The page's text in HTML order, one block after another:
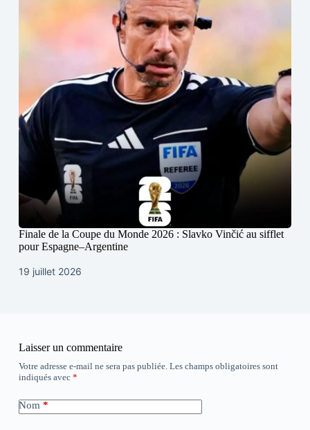
Finale de la Coupe du Monde 2026 : Slavko Vinčić au sifflet
pour Espagne–Argentine
19 juillet 2026
Laisser un commentaire
Votre adresse e-mail ne sera pas publiée. Les champs obligatoires sont
indiqués avec *
Nom *